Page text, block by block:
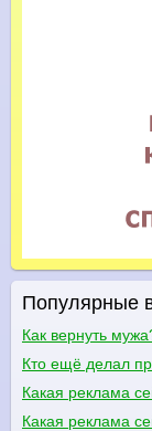
Популярные
Как вернуть
Кто ещё делал
Какая реклама
Какая реклама